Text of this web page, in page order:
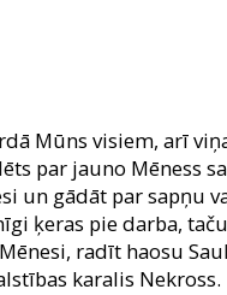
Mūns visiem, arī
par jauno Mēness
un gādāt par sapņu
ķeras pie darba,
radīt haosu
karalis Nekross.